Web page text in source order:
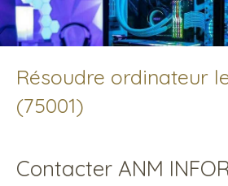
Résoudre ordinateur
(75001)
Contacter ANM